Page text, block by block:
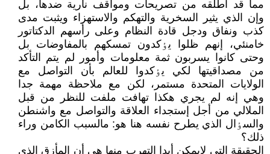
مما قد أطلقه من تصريحات ومواقف نارية ضدها، بل
وإن الذي يثير السخرية والتهکم والاستهزاء ويثبت مدى
کذب ونفاق ودجل قادة النظام وعلى رأسهم الدکتاتور
خامنئي، إنهم ظلوا يٶکدون تمسکهم بالمفاوضات بل
وحتى کانوا يسربون ثمة معلومات وأمور لم يتم التأکد
من مصداقيتها لکي يٶکدوا للعالم بأن التواصل مع
الولايات المتحدة مستمر، لکن مع ملاحظة مهمة جدا
وهي إنه لم يجري هکذا تهافت ملفت للنظر من قبل
الملالي من أجل إستجداء العلاقة والتواصل مع واشنطن
والسٶال الذي يطرح نفسه هنا هو: مالسبب الکامن وراء
ذلك؟
الحقيقة التي لايمکن أبدا التهرب منها هي أن المأزق الذي